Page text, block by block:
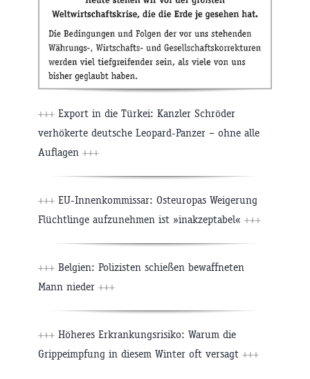
+++ Export in die Türkei: Kanzler Schröder
verhökerte deutsche Leopard-Panzer – ohne alle
Auflagen +++
+++ EU-Innenkommissar: Osteuropas Weigerung
Flüchtlinge aufzunehmen ist »inakzeptabel« +++
+++ Belgien: Polizisten schießen bewaffneten
Mann nieder +++
+++ Höheres Erkrankungsrisiko: Warum die
Grippeimpfung in diesem Winter oft versagt +++